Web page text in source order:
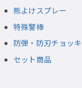
熊よけスプレー
特殊警棒
防弾・防刃チョッキ
セット商品